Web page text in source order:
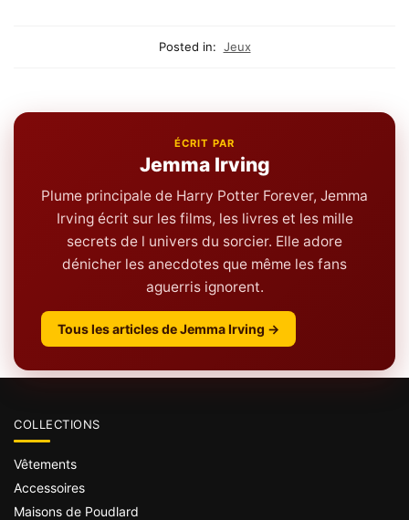
Posted in: Jeux
ÉCRIT PAR
Jemma Irving
Plume principale de Harry Potter Forever, Jemma
Irving écrit sur les films, les livres et les mille
secrets de l univers du sorcier. Elle adore
dénicher les anecdotes que même les fans
aguerris ignorent.
Tous les articles de Jemma Irving →
COLLECTIONS
Vêtements
Accessoires
Maisons de Poudlard